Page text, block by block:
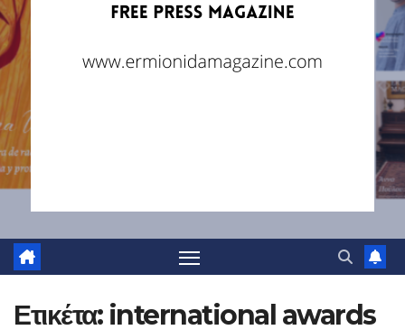
Ετικέτα: international awards